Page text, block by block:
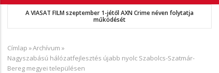
A VIASAT FILM szeptember 1-jétől AXN Crime néven folytatja
működését
Morzsa
Címlap »Archívum »
Nagyszabású hálózatfejlesztés újabb nyolc Szabolcs-Szatmár-
Bereg megyei településen